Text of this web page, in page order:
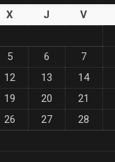
X J V
5 6 7
12 13 14
19 20 21
26 27 28